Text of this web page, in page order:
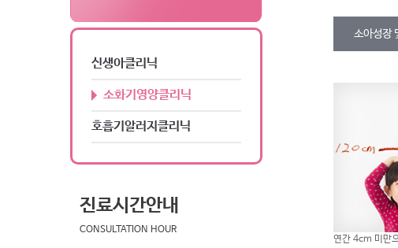
신생아클리닉
소화기영양클리닉
호흡기알러지클리닉
진료시간안내
CONSULTATION HOUR
소아성장
연간 4cm 미만